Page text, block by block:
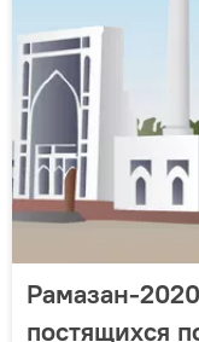
Рамазан-
постящихся